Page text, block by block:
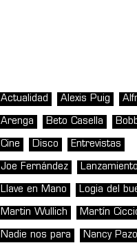
Actualidad Alexis Puig
Arenga Beto Casella
Cine Disco Entrevistas
Joe Fernández
Llave en Mano Logia del
Martin Wullich Martín
Nadie nos para Nancy